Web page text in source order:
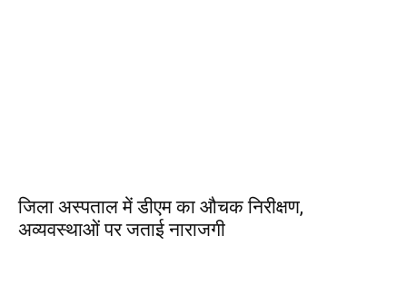
जिला अस्पताल में डीएम का औचक निरीक्षण,
अव्यवस्थाओं पर जताई नाराजगी